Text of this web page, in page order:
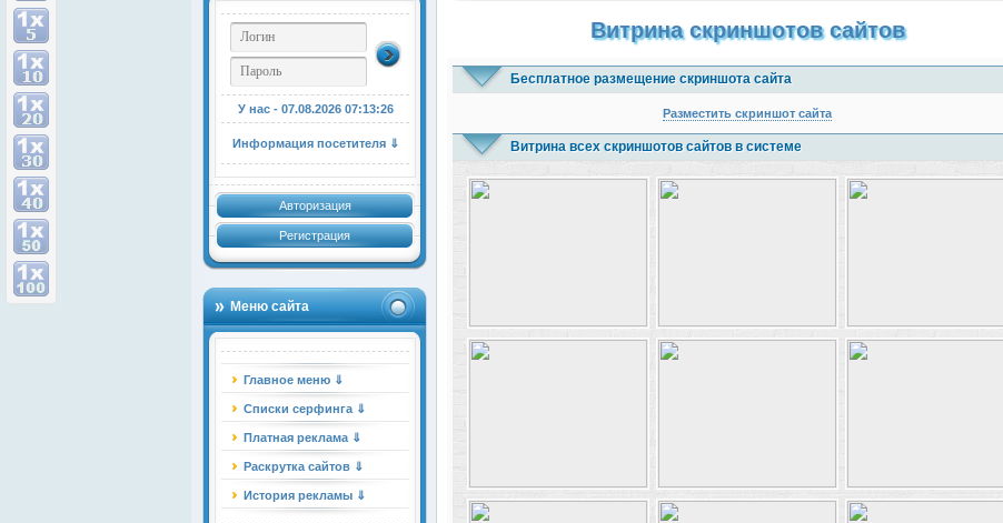
У нас - 07.08.2026 07:13:26
Информация посетителя ⇓
Авторизация
Регистрация
Меню сайта
Главное меню ⇓
Списки серфинга ⇓
Платная реклама ⇓
Раскрутка сайтов ⇓
История рекламы ⇓
Витрина скриншотов сайтов
Бесплатное размещение скриншота сайта
Разместить скриншот сайта
Витрина всех скриншотов сайтов в системе